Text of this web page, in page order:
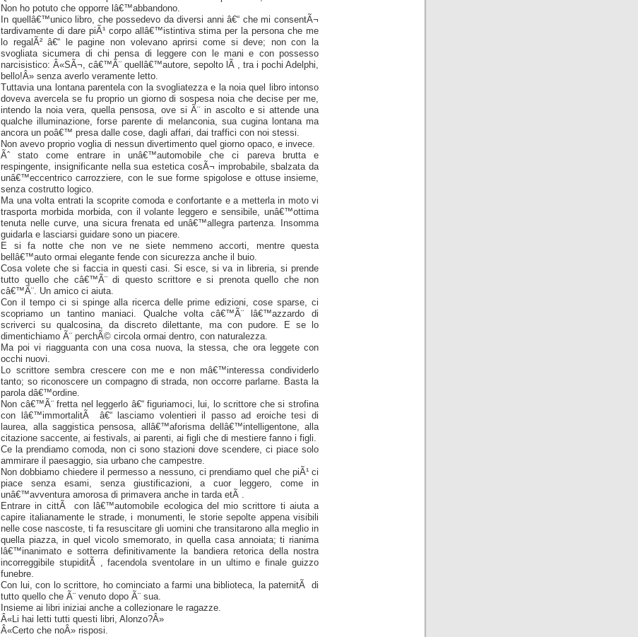
Non ho potuto che opporre lâ€™abbandono.
In quellâ€™unico libro, che possedevo da diversi anni â€“ che mi consentÃ¬
tardivamente di dare piÃ¹ corpo allâ€™istintiva stima per la persona che me
lo regalÃ² â€“ le pagine non volevano aprirsi come si deve; non con la
svogliata sicumera di chi pensa di leggere con le mani e con possesso
narcisistico: Â«SÃ¬, câ€™Ã¨ quellâ€™autore, sepolto lÃ , tra i pochi Adelphi,
bello!Â» senza averlo veramente letto.
Tuttavia una lontana parentela con la svogliatezza e la noia quel libro intonso
doveva avercela se fu proprio un giorno di sospesa noia che decise per me,
intendo la noia vera, quella pensosa, ove si Ã¨ in ascolto e si attende una
qualche illuminazione, forse parente di melanconia, sua cugina lontana ma
ancora un poâ€™ presa dalle cose, dagli affari, dai traffici con noi stessi.
Non avevo proprio voglia di nessun divertimento quel giorno opaco, e invece.
Ãˆ stato come entrare in unâ€™automobile che ci pareva brutta e
respingente, insignificante nella sua estetica cosÃ¬ improbabile, sbalzata da
unâ€™eccentrico carrozziere, con le sue forme spigolose e ottuse insieme,
senza costrutto logico.
Ma una volta entrati la scoprite comoda e confortante e a metterla in moto vi
trasporta morbida morbida, con il volante leggero e sensibile, unâ€™ottima
tenuta nelle curve, una sicura frenata ed unâ€™allegra partenza. Insomma
guidarla e lasciarsi guidare sono un piacere.
E si fa notte che non ve ne siete nemmeno accorti, mentre questa
bellâ€™auto ormai elegante fende con sicurezza anche il buio.
Cosa volete che si faccia in questi casi. Si esce, si va in libreria, si prende
tutto quello che câ€™Ã¨ di questo scrittore e si prenota quello che non
câ€™Ã¨. Un amico ci aiuta.
Con il tempo ci si spinge alla ricerca delle prime edizioni, cose sparse, ci
scopriamo un tantino maniaci. Qualche volta câ€™Ã¨ lâ€™azzardo di
scriverci su qualcosina, da discreto dilettante, ma con pudore. E se lo
dimentichiamo Ã¨ perchÃ© circola ormai dentro, con naturalezza.
Ma poi vi riagguanta con una cosa nuova, la stessa, che ora leggete con
occhi nuovi.
Lo scrittore sembra crescere con me e non mâ€™interessa condividerlo
tanto; so riconoscere un compagno di strada, non occorre parlarne. Basta la
parola dâ€™ordine.
Non câ€™Ã¨ fretta nel leggerlo â€“ figuriamoci, lui, lo scrittore che si strofina
con lâ€™immortalitÃ â€“ lasciamo volentieri il passo ad eroiche tesi di
laurea, alla saggistica pensosa, allâ€™aforisma dellâ€™intelligentone, alla
citazione saccente, ai festivals, ai parenti, ai figli che di mestiere fanno i figli.
Ce la prendiamo comoda, non ci sono stazioni dove scendere, ci piace solo
ammirare il paesaggio, sia urbano che campestre.
Non dobbiamo chiedere il permesso a nessuno, ci prendiamo quel che piÃ¹ ci
piace senza esami, senza giustificazioni, a cuor leggero, come in
unâ€™avventura amorosa di primavera anche in tarda etÃ .
Entrare in cittÃ con lâ€™automobile ecologica del mio scrittore ti aiuta a
capire italianamente le strade, i monumenti, le storie sepolte appena visibili
nelle cose nascoste, ti fa resuscitare gli uomini che transitarono alla meglio in
quella piazza, in quel vicolo smemorato, in quella casa annoiata; ti rianima
lâ€™inanimato e sotterra definitivamente la bandiera retorica della nostra
incorreggibile stupiditÃ , facendola sventolare in un ultimo e finale guizzo
funebre.
Con lui, con lo scrittore, ho cominciato a farmi una biblioteca, la paternitÃ di
tutto quello che Ã¨ venuto dopo Ã¨ sua.
Insieme ai libri iniziai anche a collezionare le ragazze.
Â«Li hai letti tutti questi libri, Alonzo?Â»
Â«Certo che noÂ» risposi.